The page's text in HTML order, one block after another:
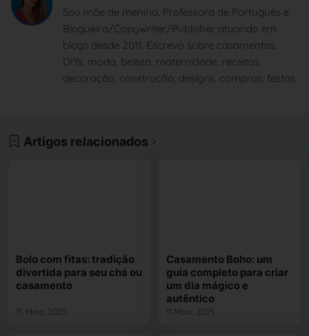
Sou mãe de menino, Professora de Português e
Blogueira/Copywriter/Publisher atuando em
blogs desde 2011. Escrevo sobre casamentos,
DIYs, moda, beleza, maternidade, receitas,
decoração, construção, designs, compras, festas.
Artigos relacionados
Bolo com fitas: tradição
divertida para seu chá ou
casamento
15 Maio, 2025
Casamento Boho: um
guia completo para criar
um dia mágico e
autêntico
11 Maio, 2025